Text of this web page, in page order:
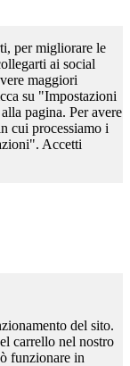
per migliorare le
ai social
maggiori
su "Impostazioni
pagina. Per avere
cui processiamo i
Accetti
del sito.
carrello nel nostro
funzionare in